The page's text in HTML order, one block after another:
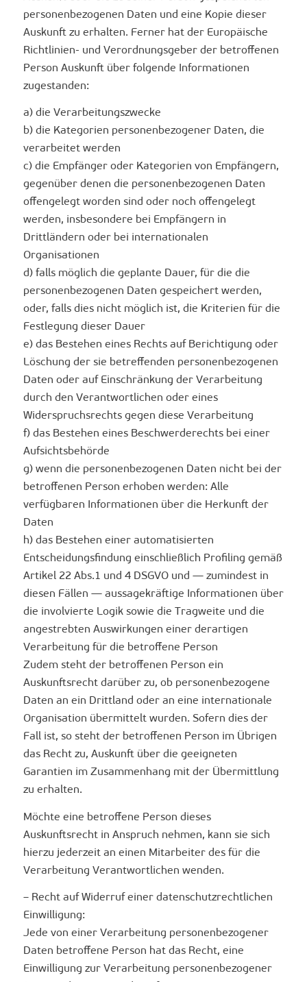
personenbezogenen Daten und eine Kopie dieser
Auskunft zu erhalten. Ferner hat der Europäische
Richtlinien- und Verordnungsgeber der betroffenen
Person Auskunft über folgende Informationen
zugestanden:
a) die Verarbeitungszwecke
b) die Kategorien personenbezogener Daten, die
verarbeitet werden
c) die Empfänger oder Kategorien von Empfängern,
gegenüber denen die personenbezogenen Daten
offengelegt worden sind oder noch offengelegt
werden, insbesondere bei Empfängern in
Drittländern oder bei internationalen
Organisationen
d) falls möglich die geplante Dauer, für die die
personenbezogenen Daten gespeichert werden,
oder, falls dies nicht möglich ist, die Kriterien für die
Festlegung dieser Dauer
e) das Bestehen eines Rechts auf Berichtigung oder
Löschung der sie betreffenden personenbezogenen
Daten oder auf Einschränkung der Verarbeitung
durch den Verantwortlichen oder eines
Widerspruchsrechts gegen diese Verarbeitung
f) das Bestehen eines Beschwerderechts bei einer
Aufsichtsbehörde
g) wenn die personenbezogenen Daten nicht bei der
betroffenen Person erhoben werden: Alle
verfügbaren Informationen über die Herkunft der
Daten
h) das Bestehen einer automatisierten
Entscheidungsfindung einschließlich Profiling gemäß
Artikel 22 Abs.1 und 4 DSGVO und — zumindest in
diesen Fällen — aussagekräftige Informationen über
die involvierte Logik sowie die Tragweite und die
angestrebten Auswirkungen einer derartigen
Verarbeitung für die betroffene Person
Zudem steht der betroffenen Person ein
Auskunftsrecht darüber zu, ob personenbezogene
Daten an ein Drittland oder an eine internationale
Organisation übermittelt wurden. Sofern dies der
Fall ist, so steht der betroffenen Person im Übrigen
das Recht zu, Auskunft über die geeigneten
Garantien im Zusammenhang mit der Übermittlung
zu erhalten.
Möchte eine betroffene Person dieses
Auskunftsrecht in Anspruch nehmen, kann sie sich
hierzu jederzeit an einen Mitarbeiter des für die
Verarbeitung Verantwortlichen wenden.
– Recht auf Widerruf einer datenschutzrechtlichen
Einwilligung:
Jede von einer Verarbeitung personenbezogener
Daten betroffene Person hat das Recht, eine
Einwilligung zur Verarbeitung personenbezogener